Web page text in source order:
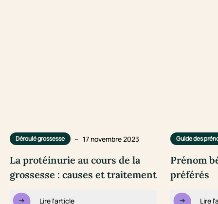
Déroulé grossesse – 17 novembre 2023
La protéinurie au cours de la
grossesse : causes et traitement
Lire l'article
Guide des
Prénom
préférés
Lire